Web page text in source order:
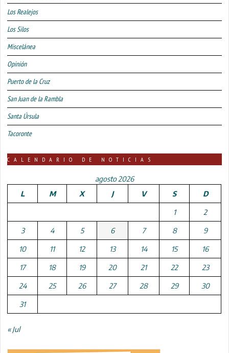
Los Realejos
Los Silos
Miscelánea
Opinión
Puerto de la Cruz
San Juan de la Rambla
Santa Úrsula
Tacoronte
CALENDARIO DE NOTICIAS
agosto 2026
L
M X J V S D
1 2
3 4 5 6 7 8 9
10 11 12 13 14 15 16
17 18 19 20 21 22 23
24 25 26 27 28 29 30
31
« Jul